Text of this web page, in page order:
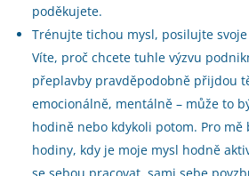
poděkujete.
Trénujte tichou mysl, posilujte
Víte, proč chcete tuhle výzvu
přeplavby pravděpodobně přijdou
emocionálně, mentálně – může to
hodině nebo kdykoli potom. Pro
hodiny, kdy je moje mysl hodně